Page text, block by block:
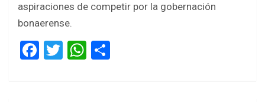
aspiraciones de competir por la gobernación
bonaerense.
F
ce
T
tt
W
at ar